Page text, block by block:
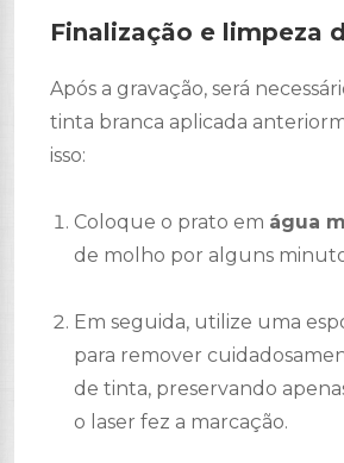
Finalização e limpeza
Após a gravação, será
tinta branca aplicada
isso:
Coloque o prato em água
de molho por alguns
Em seguida, utilize uma
para remover
de tinta, preservando
o laser fez a marcação.